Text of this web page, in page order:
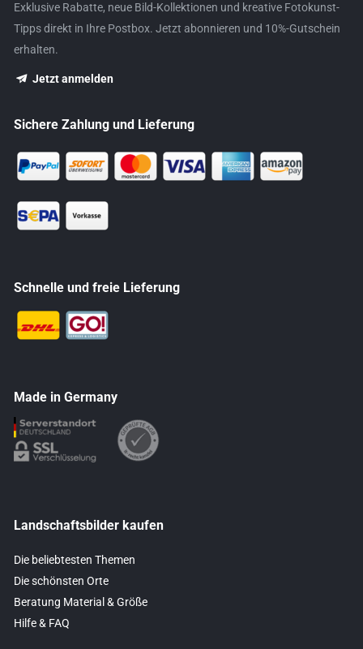
Exklusive Rabatte, neue Bild-Kollektionen und kreative Fotokunst-
Tipps direkt in Ihre Postbox. Jetzt abonnieren und 10%-Gutschein
erhalten.
Jetzt anmelden
Sichere Zahlung und Lieferung
Schnelle und freie Lieferung
Made in Germany
Landschaftsbilder kaufen
Die beliebtesten Themen
Die schönsten Orte
Beratung Material & Größe
Hilfe & FAQ